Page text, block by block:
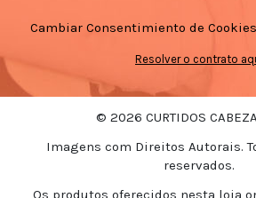
Cambiar Consentimiento de Cookies
Resolver o contrato
© 2026 CURTIDOS
Imagens com Direitos Autorais.
reservados.
Os produtos oferecidos nesta loja